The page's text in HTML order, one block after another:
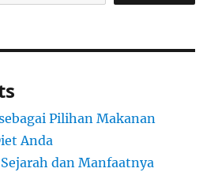
Pilihan Makanan
Anda
dan Manfaatnya